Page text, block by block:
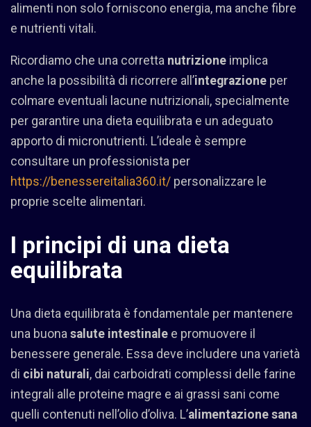
alimenti non solo forniscono energia, ma anche fibre
e nutrienti vitali.
Ricordiamo che una corretta nutrizione implica
anche la possibilità di ricorrere all’integrazione per
colmare eventuali lacune nutrizionali, specialmente
per garantire una dieta equilibrata e un adeguato
apporto di micronutrienti. L’ideale è sempre
consultare un professionista per
https://benessereitalia360.it/ personalizzare le
proprie scelte alimentari.
I principi di una dieta
equilibrata
Una dieta equilibrata è fondamentale per mantenere
una buona salute intestinale e promuovere il
benessere generale. Essa deve includere una varietà
di cibi naturali, dai carboidrati complessi delle farine
integrali alle proteine magre e ai grassi sani come
quelli contenuti nell’olio d’oliva. L’alimentazione sana